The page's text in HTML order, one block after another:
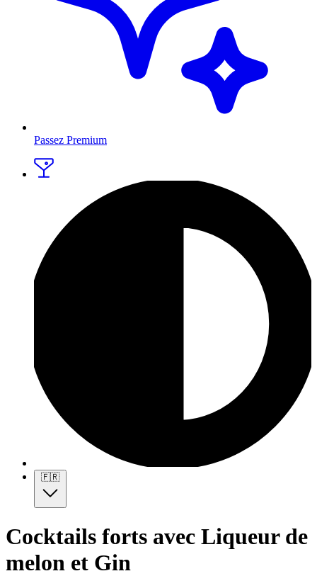
Passez Premium
🇫🇷
Cocktails forts avec Liqueur de
melon et Gin